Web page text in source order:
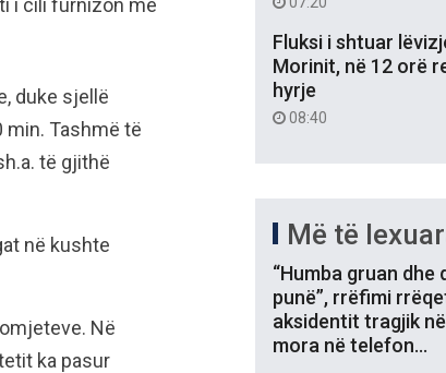
i cili furnizon me
duke sjellë
Tashmë të
të gjithë
në kushte
Në
ka pasur
Fluksi i shtuar
Morinit, në 12 orë
hyrje
08:40
Më të
“Humba gruan dhe
punë”, rrëfimi
aksidentit tragjik
mora në telefon…